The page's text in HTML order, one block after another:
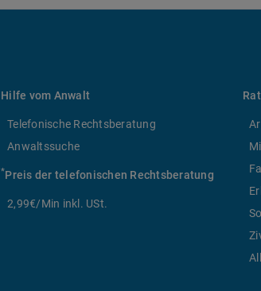
Hilfe vom Anwalt
Telefonische Rechtsberatung
Anwaltssuche
*Preis der telefonischen Rechtsberatung
2,99€/Min inkl. USt.